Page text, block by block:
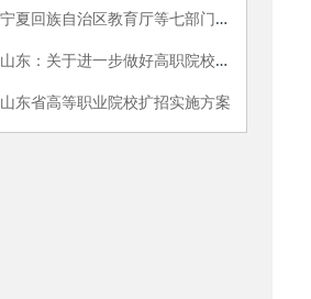
宁夏回族自治区教育厅等七部门关于印发《高职扩招专项工作实施方案》的通知
山东：关于进一步做好高职院校扩招和学生培养管理的通知
山东省高等职业院校扩招实施方案